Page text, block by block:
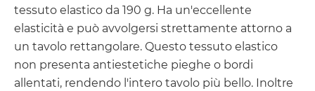
tessuto elastico da 190 g. Ha un'eccellente
elasticità e può avvolgersi strettamente attorno a
un tavolo rettangolare. Questo tessuto elastico
non presenta antiestetiche pieghe o bordi
allentati, rendendo l'intero tavolo più bello. Inoltre